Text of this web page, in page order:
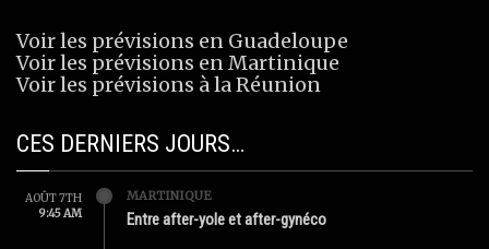
Voir les prévisions en Guadeloupe
Voir les prévisions en Martinique
Voir les prévisions à la Réunion
CES DERNIERS JOURS…
AOÛT 7TH
9:45 AM
MARTINIQUE
Entre after-yole et after-gynéco